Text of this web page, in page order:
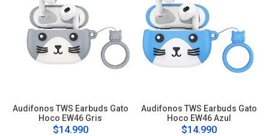
Audifonos TWS Earbuds Gato
Hoco EW46 Gris
$14.990
Audifonos TWS Earbuds Gato
Hoco EW46 Azul
$14.990